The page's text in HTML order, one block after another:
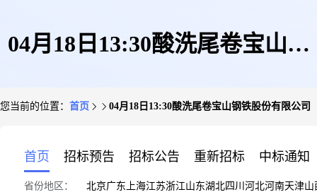
04月18日13:30酸洗尾卷宝山钢
您当前的位置： 首页 04月18日13:30酸洗尾卷宝山钢铁股份有限公司
首页 招标预告 招标公告 重新招标 中标通知
省份地区： 北京广东 上海江苏浙江山东湖北四川 河北河南天津山